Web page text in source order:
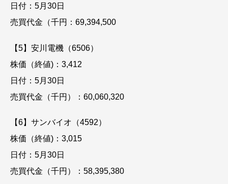
日付：5月30日
売買代金（千円：69,394,500
【5】安川電機（6506）
株価（終値)：3,412
日付：5月30日
売買代金（千円）：60,060,320
【6】サンバイオ（4592）
株価（終値)：3,015
日付：5月30日
売買代金（千円）：58,395,380